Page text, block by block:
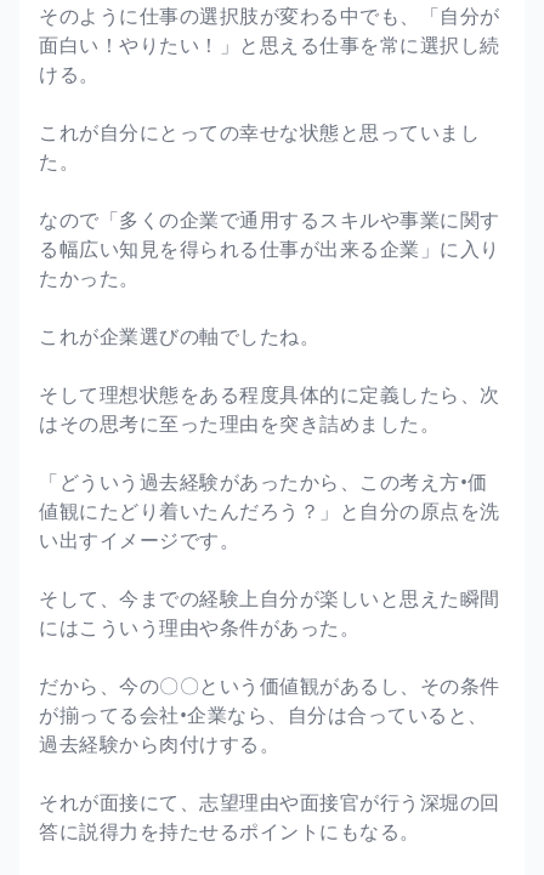
そのように仕事の選択肢が変わる中でも、「自分が
面白い！やりたい！」と思える仕事を常に選択し続
ける。
これが自分にとっての幸せな状態と思っていまし
た。
なので「多くの企業で通用するスキルや事業に関す
る幅広い知見を得られる仕事が出来る企業」に入り
たかった。
これが企業選びの軸でしたね。
そして理想状態をある程度具体的に定義したら、次
はその思考に至った理由を突き詰めました。
「どういう過去経験があったから、この考え方•価
値観にたどり着いたんだろう？」と自分の原点を洗
い出すイメージです。
そして、今までの経験上自分が楽しいと思えた瞬間
にはこういう理由や条件があった。
だから、今の〇〇という価値観があるし、その条件
が揃ってる会社•企業なら、自分は合っていると、
過去経験から肉付けする。
それが面接にて、志望理由や面接官が行う深堀の回
答に説得力を持たせるポイントにもなる。